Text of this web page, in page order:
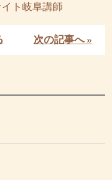
ト岐阜講師
次の記事へ »